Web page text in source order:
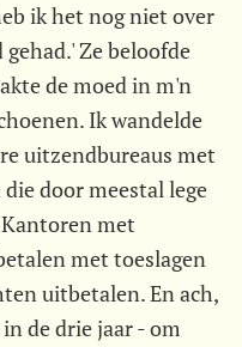
ik het nog niet over
Ze beloofde
de moed in m'n
Ik wandelde
uitzendbureaus met
door meestal lege
met
met toeslagen
uitbetalen. En ach,
de drie jaar - om